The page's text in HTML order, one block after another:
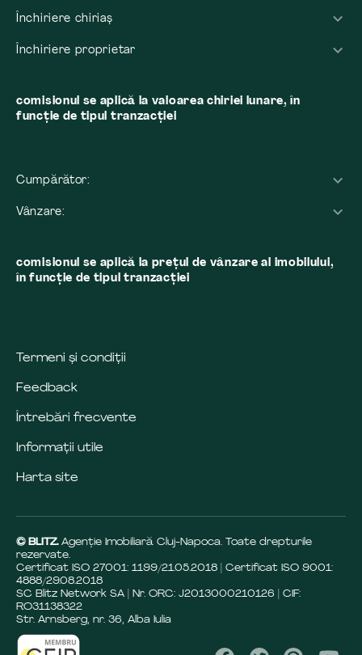
Închiriere chiriaș
Închiriere proprietar
comisionul se aplică la valoarea chiriei lunare, în
funcție de tipul tranzacției
Cumpărător:
Vânzare:
comisionul se aplică la preţul de vânzare al imobilului,
în funcţie de tipul tranzacţiei
Termeni și condiții
Feedback
Întrebări frecvente
Informații utile
Harta site
© BLITZ. Agenție Imobiliară Cluj-Napoca. Toate drepturile
rezervate.
Certificat ISO 27001: 1199/21.05.2018 | Certificat ISO 9001:
4888/29.08.2018
SC Blitz Network SA | Nr. ORC: J2013000210126 | CIF:
RO31138322
Str. Arnsberg, nr. 36, Alba Iulia